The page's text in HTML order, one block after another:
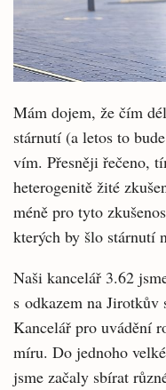
Mám dojem, že čím
stárnutí (a letos to
vím. Přesněji řečeno,
heterogenitě žité
méně pro tyto
kterých by šlo stárnutí
Naši kancelář 3.62
s odkazem na
Kancelář pro uvádění
míru. Do jednoho
jsme začaly sbírat